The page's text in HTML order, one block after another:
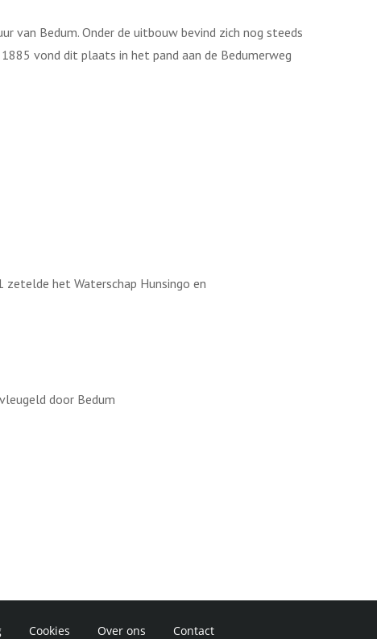
Bedum. Onder de uitbouw bevind zich nog steeds
vond dit plaats in het pand aan de Bedumerweg
het Waterschap Hunsingo en
door Bedum
Cookies Over ons Contact